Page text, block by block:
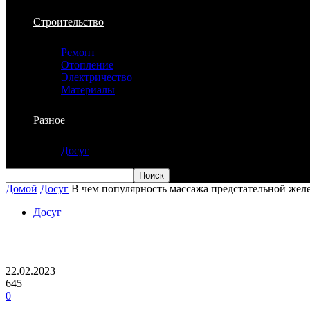
Строительство
Ремонт
Отопление
Электричество
Материалы
Разное
Досуг
Домой Досуг В чем популярность массажа предстательной
Досуг
22.02.2023
645
0